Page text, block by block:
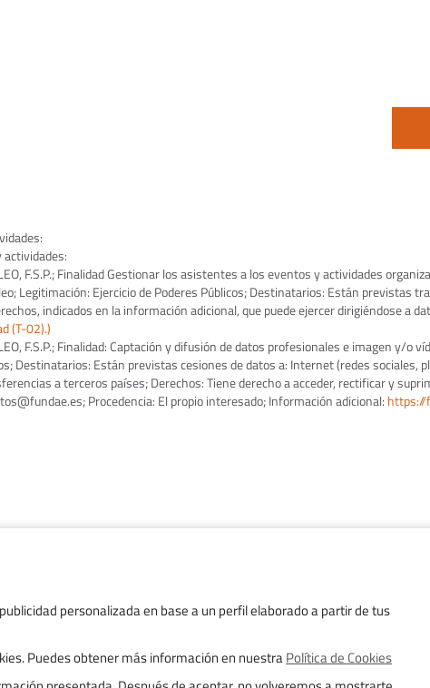
personalizada en base a un perfil elaborado a partir de tus
Puedes obtener más información en nuestraPolítica de Cookies
F.S.P.; Finalidad Gestionar los asistentes a los eventos y actividades
Legitimación: Ejercicio de Poderes Públicos; Destinatarios: Están previstas
indicados en la información adicional, que puede ejercer dirigiéndose a
(T-02).)
F.S.P.; Finalidad: Captación y difusión de datos profesionales e imagen y/o
Destinatarios: Están previstas cesiones de datos a: Internet (redes sociales,
a terceros países; Derechos: Tiene derecho a acceder, rectificar y
Procedencia: El propio interesado; Información adicional: https://